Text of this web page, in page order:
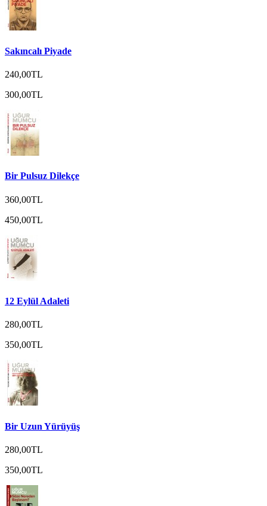
Sakıncalı Piyade
240,00TL
300,00TL
Bir Pulsuz Dilekçe
360,00TL
450,00TL
12 Eylül Adaleti
280,00TL
350,00TL
Bir Uzun Yürüyüş
280,00TL
350,00TL